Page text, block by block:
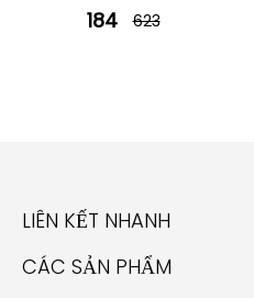
184 623
LIÊN KẾT NHANH
CÁC SẢN PHẨM